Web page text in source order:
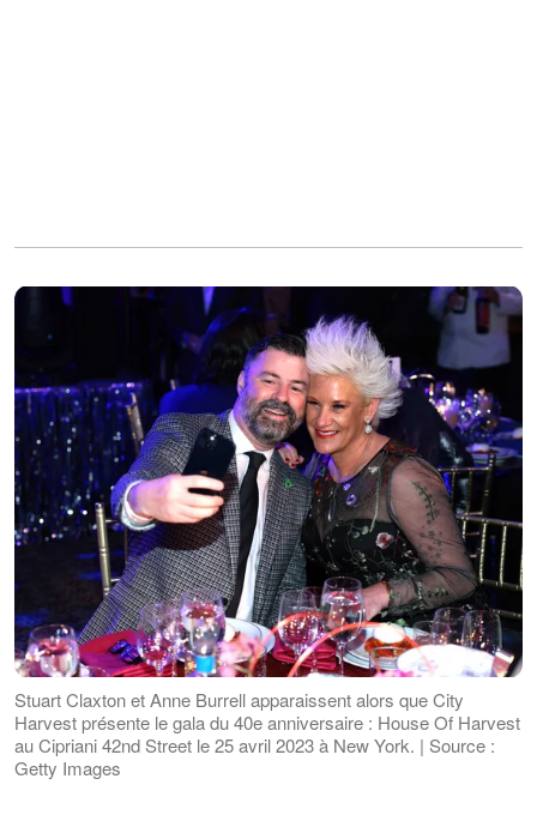
Stuart Claxton et Anne Burrell apparaissent alors que City
Harvest présente le gala du 40e anniversaire : House Of Harvest
au Cipriani 42nd Street le 25 avril 2023 à New York. | Source :
Getty Images